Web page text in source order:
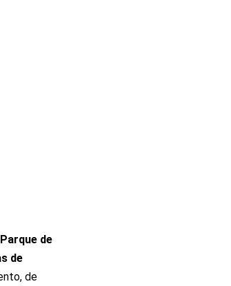
Parque de
de
de